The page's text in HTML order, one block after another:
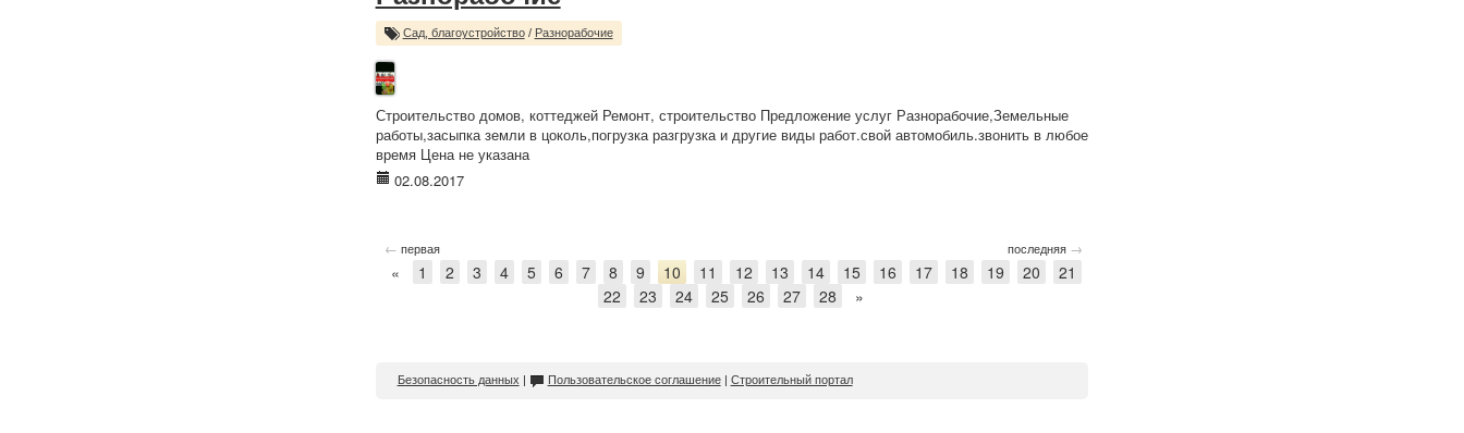
Сад, благоустройство/ Разнорабочие
Строительство домов, коттеджей Ремонт, строительство Предложение услуг Разнорабочие,Земельные
работы,засыпка земли в цоколь,погрузка разгрузка и другие виды работ.свой автомобиль.звонить в любое
время Цена не указана
02.08.2017
← первая последняя →
« 1 2 3 4 5 6 7 8 9 10 11 12 13 14 15 16 17 18 19 20
21
22
23 24 25 26 27 28 »
Безопасность данных | Пользовательское соглашение| Строительный портал